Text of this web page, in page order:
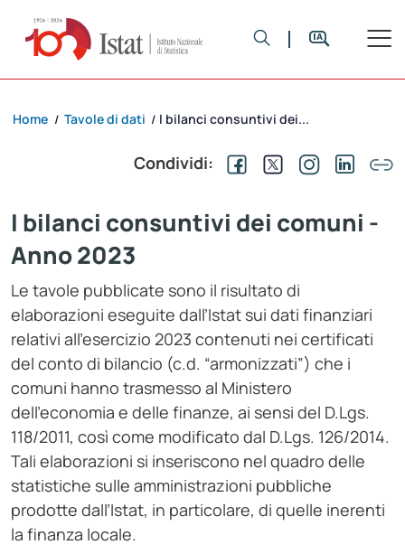
Home / Tavole di dati / I bilanci consuntivi dei...
Condividi:
I bilanci consuntivi dei comuni -
Anno 2023
Le tavole pubblicate sono il risultato di
elaborazioni eseguite dall’Istat sui dati finanziari
relativi all’esercizio 2023 contenuti nei certificati
del conto di bilancio (c.d. “armonizzati”) che i
comuni hanno trasmesso al Ministero
dell’economia e delle finanze, ai sensi del D.Lgs.
118/2011, così come modificato dal D.Lgs. 126/2014.
Tali elaborazioni si inseriscono nel quadro delle
statistiche sulle amministrazioni pubbliche
prodotte dall’Istat, in particolare, di quelle inerenti
la finanza locale.